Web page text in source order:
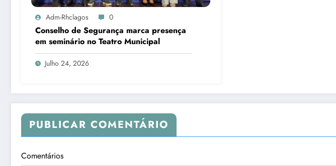
Adm-Rhclagos 0
Conselho de Segurança marca presença
em seminário no Teatro Municipal
Julho 24, 2026
PUBLICAR COMENTÁRIO
Comentários